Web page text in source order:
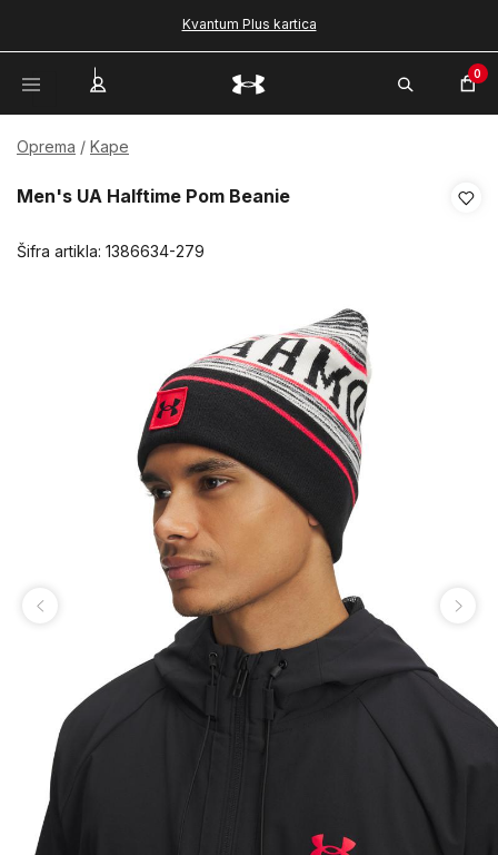
Kvantum Plus kartica
0
Oprema Kape
Men's UA Halftime Pom Beanie
Šifra artikla: 1386634-279